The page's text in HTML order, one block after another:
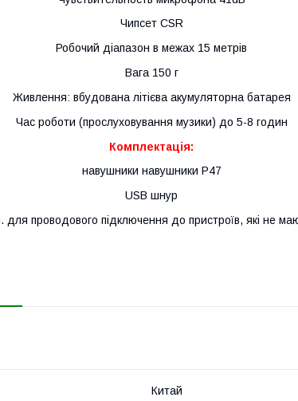
Чипсет CSR
Робочий діапазон в межах 15 метрів
Вага 150 г
Живлення: вбудована літієва акумуляторна батарея
Час роботи (прослуховування музики) до 5-8 годин
Комплектація:
навушники навушники P47
USB шнур
проводового підключення до пристроїв, які не
Китай